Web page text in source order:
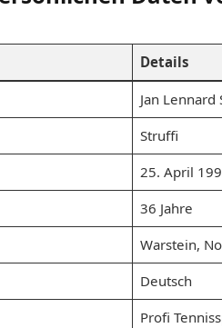
Details
Jan Lennard
Struffi
25. April
36 Jahre
Warstein,
Deutsch
Profi